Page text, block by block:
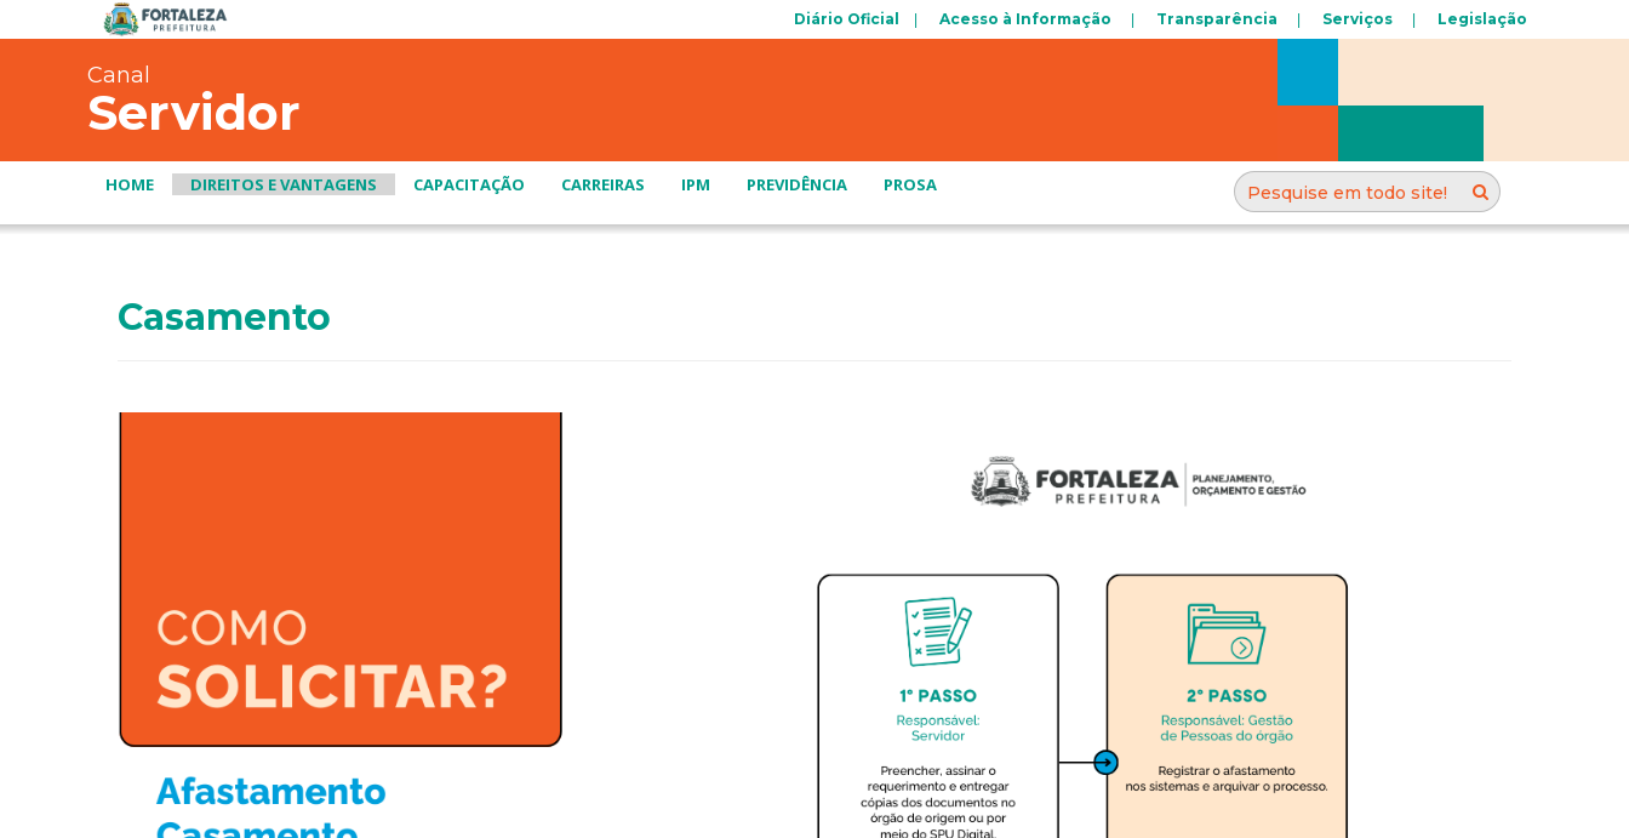
Diário Oficial Acesso à Informação Transparência Serviços Legislação
Canal
Servidor
HOME DIREITOS E VANTAGENS CAPACITAÇÃO CARREIRAS IPM PREVIDÊNCIA PROSA
Casamento